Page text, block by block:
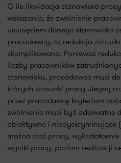
O ile likwidacja stanowiska
wskazania, że zwolnienie
usunięciem danego stanowiska
pracodawcy, to redukcja
skomplikowana. Ponieważ
liczby pracowników
stanowisku, pracodawca musi
których stosunki pracy ulegną
przez pracodawcę kryterium
zwolnienia musi być adekwatne
obiektywne i niedyskryminujące
można staż pracy,
wyniki pracy, poziom realizacji